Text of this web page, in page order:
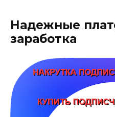
Надежные
заработка